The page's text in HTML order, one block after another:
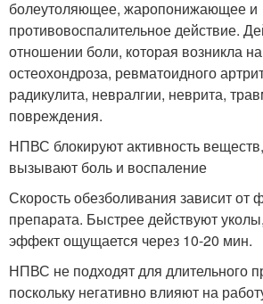
болеутоляющее, жаропонижающее и
противовоспалительное действие.
отношении боли, которая возникла
остеохондроза, ревматоидного
радикулита, невралгии, неврита,
повреждения.
НПВС блокируют активность
вызывают боль и воспаление
Скорость обезболивания зависит
препарата. Быстрее действуют
эффект ощущается через 10-20 мин.
НПВС не подходят для длительного
поскольку негативно влияют на